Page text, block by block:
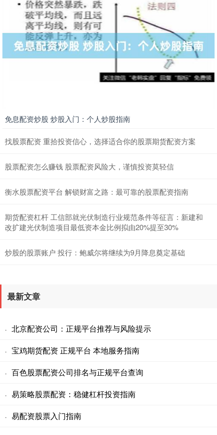
免息配资炒股 炒股入门：个人炒股指南
找股票配资 重拾投资信心，选择适合你的股票期货配资方案
股票配资怎么赚钱 股票配资风险大，谨慎投资莫轻信
衡水股票配资平台 解锁财富之路：最可靠的股票配资指南
期货配资杠杆 工信部就光伏制造行业规范条件等征言：新建和
改扩建光伏制造项目最低资本金比例拟由20%提至30%
炒股的股票账户 投行：鲍威尔将继续为9月降息奠定基础
最新文章
· 北京配资公司：正规平台推荐与风险提示
· 宝鸡期货配资 正规平台 本地服务指南
· 百色股票配资公司排名与正规平台查询
· 易策略股票配资：稳健杠杆投资指南
· 易配资股票入门指南